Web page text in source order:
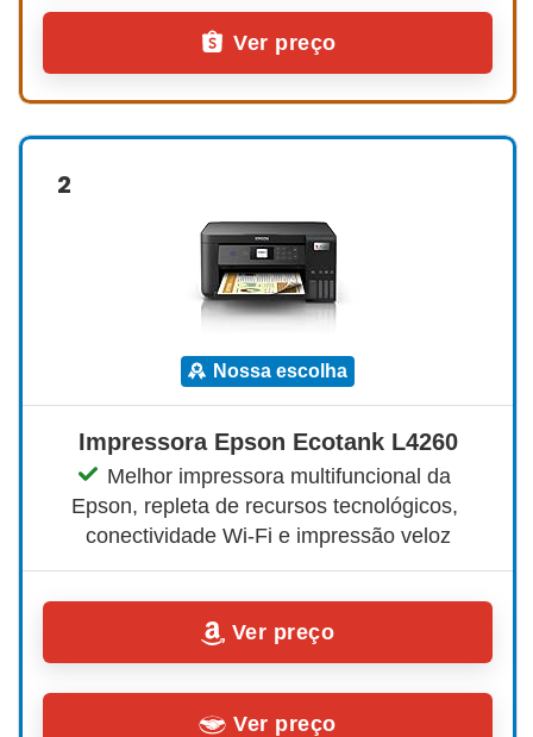
Ver preço
2
nossa escolha
Impressora Epson Ecotank L4260
Melhor impressora multifuncional da
Epson, repleta de recursos tecnológicos,
conectividade Wi-Fi e impressão veloz
Ver preço
Ver preço